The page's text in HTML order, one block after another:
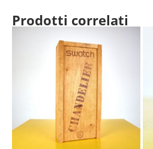
Prodotti correlati